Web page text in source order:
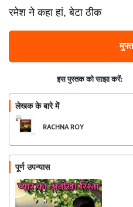
रमेश ने कहा हां, बेटा ठीक
इस पुस्तक को साझा करें:
लेखक के बारे में
RACHNA ROY
पूर्ण उपन्यास